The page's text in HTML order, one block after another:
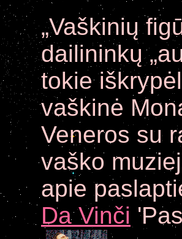
„Vaškinių
dailininkų
tokie
vaškinė
Veneros su
vaško
apie
Da Vinči